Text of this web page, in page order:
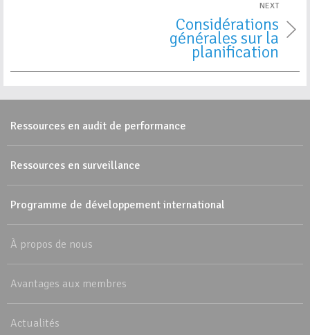
NEXT
Considérations
générales sur la
planification
Ressources en audit de performance
Ressources en surveillance
Programme de développement international
À propos de nous
Avantages aux membres
Actualités